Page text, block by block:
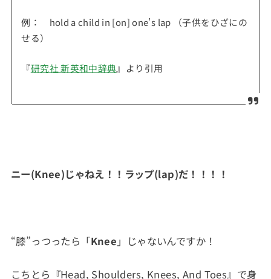
例： hold a child in [on] one’s lap （子供をひざにの
せる）
『研究社 新英和中辞典』より引用
ニー(Knee)じゃねえ！！ラップ(lap)だ！！！！
“膝”っつったら「Knee 」じゃないんですか！
こちとら『Head, Shoulders, Knees, And Toes』で身